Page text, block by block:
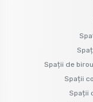
Spații de
Spații
Spații